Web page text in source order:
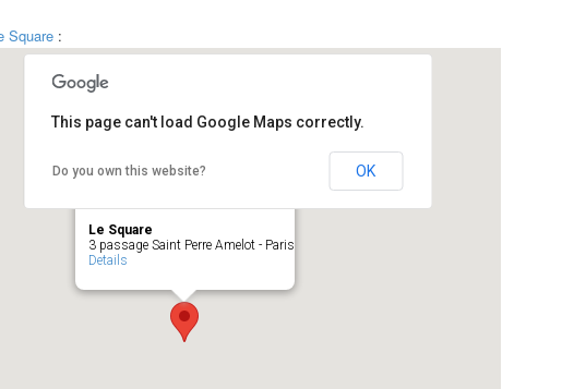
Square:
Le Square
3 passage Saint Perre Amelot - Paris
Details
This page can't load Google Maps correctly.
Do you own this website? OK